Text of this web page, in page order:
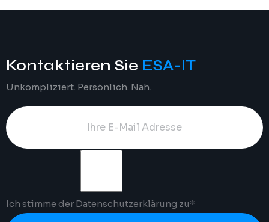
Kontaktieren Sie ESA-IT
Unkompliziert. Persönlich. Nah.
Ich stimme der Datenschutzerklärung zu*